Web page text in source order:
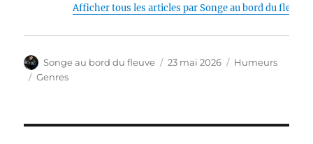
Afficher tous les articles par Songe au bord du fleuve
Auteur
Songe au bord du fleuve
Publié
23 mai 2026 Catégories
Humeurs
Étiquettes
Genres